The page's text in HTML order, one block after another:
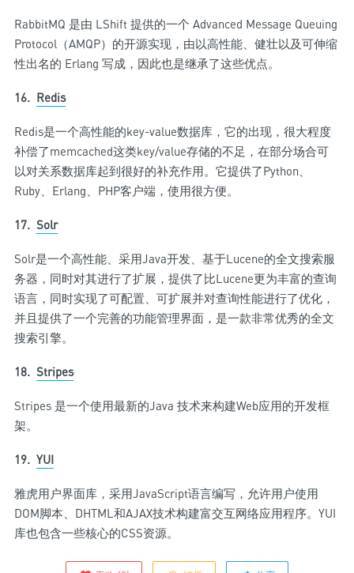
RabbitMQ 是由 LShift 提供的一个 Advanced Message Queuing
Protocol（AMQP）的开源实现，由以高性能、健壮以及可伸缩
性出名的 Erlang 写成，因此也是继承了这些优点。
16. Redis
Redis是一个高性能的key-value数据库，它的出现，很大程度
补偿了memcached这类key/value存储的不足，在部分场合可
以对关系数据库起到很好的补充作用。它提供了Python、
Ruby、Erlang、PHP客户端，使用很方便。
17. Solr
Solr是一个高性能、采用Java开发、基于Lucene的全文搜索服
务器，同时对其进行了扩展，提供了比Lucene更为丰富的查询
语言，同时实现了可配置、可扩展并对查询性能进行了优化，
并且提供了一个完善的功能管理界面，是一款非常优秀的全文
搜索引擎。
18. Stripes
Stripes 是一个使用最新的Java 技术来构建Web应用的开发框
架。
19. YUI
雅虎用户界面库，采用JavaScript语言编写，允许用户使用
DOM脚本、DHTML和AJAX技术构建富交互网络应用程序。YUI
库也包含一些核心的CSS资源。